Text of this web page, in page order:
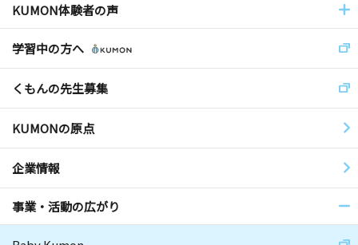
KUMON体験者の声
学習中の方へ
くもんの先生募集
KUMONの原点
企業情報
事業・活動の広がり